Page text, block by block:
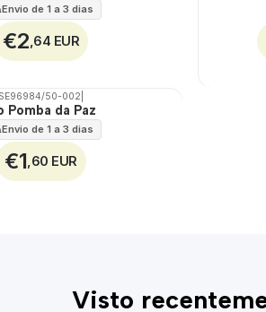
Envio de 1 a 3 dias
€2 ,64 EUR
SE96984/50-002
Pomba da Paz
Envio de 1 a 3 dias
€1 ,60 EUR
Visto